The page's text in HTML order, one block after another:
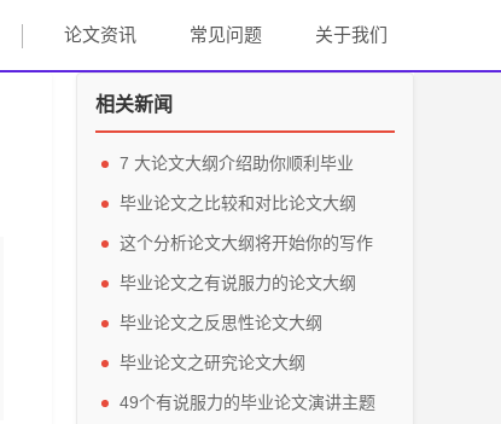
论文资讯 常见问题 关于我们
相关新闻
7 大论文大纲介绍助你顺利毕业
毕业论文之比较和对比论文大纲
这个分析论文大纲将开始你的写作
毕业论文之有说服力的论文大纲
毕业论文之反思性论文大纲
毕业论文之研究论文大纲
49个有说服力的毕业论文演讲主题